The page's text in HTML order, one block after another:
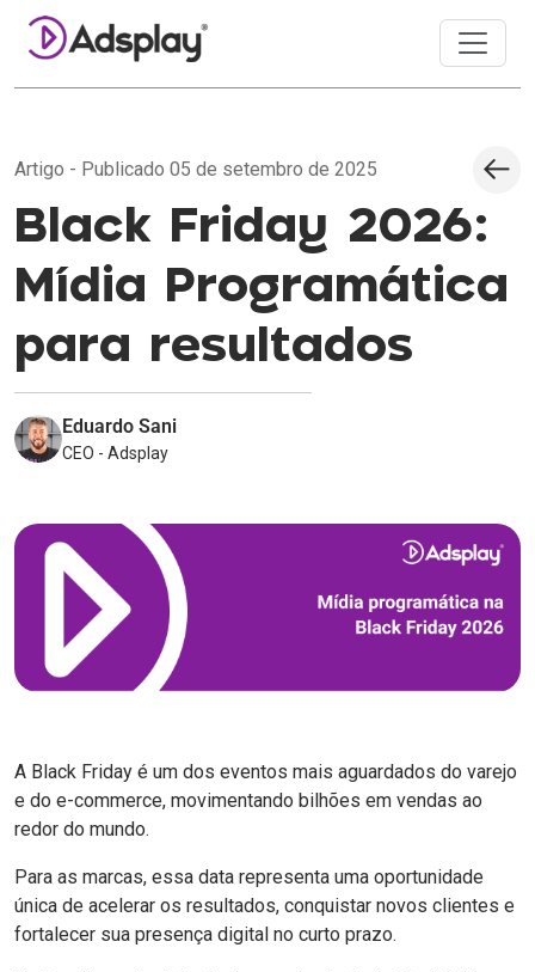
Artigo - Publicado 05 de setembro de 2025
Black Friday 2026:
Mídia Programática
para resultados
Eduardo Sani
CEO - Adsplay
A Black Friday é um dos eventos mais aguardados do varejo
e do e-commerce, movimentando bilhões em vendas ao
redor do mundo.
Para as marcas, essa data representa uma oportunidade
única de acelerar os resultados, conquistar novos clientes e
fortalecer sua presença digital no curto prazo.